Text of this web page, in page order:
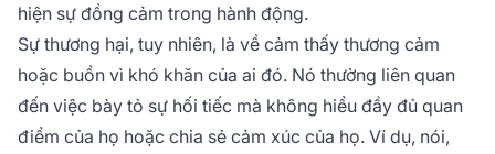
hiện sự đồng cảm trong hành động.
Sự thương hại, tuy nhiên, là về cảm thấy thương cảm
hoặc buồn vì khó khăn của ai đó. Nó thường liên quan
đến việc bày tỏ sự hối tiếc mà không hiểu đầy đủ quan
điểm của họ hoặc chia sẻ cảm xúc của họ. Ví dụ, nói,